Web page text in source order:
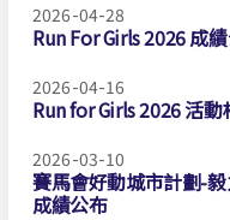
2026-04-28
Run For Girls 2026 成
2026-04-16
Run for Girls 2026 活
2026-03-10
賽馬會好動城市計劃-
成績公布